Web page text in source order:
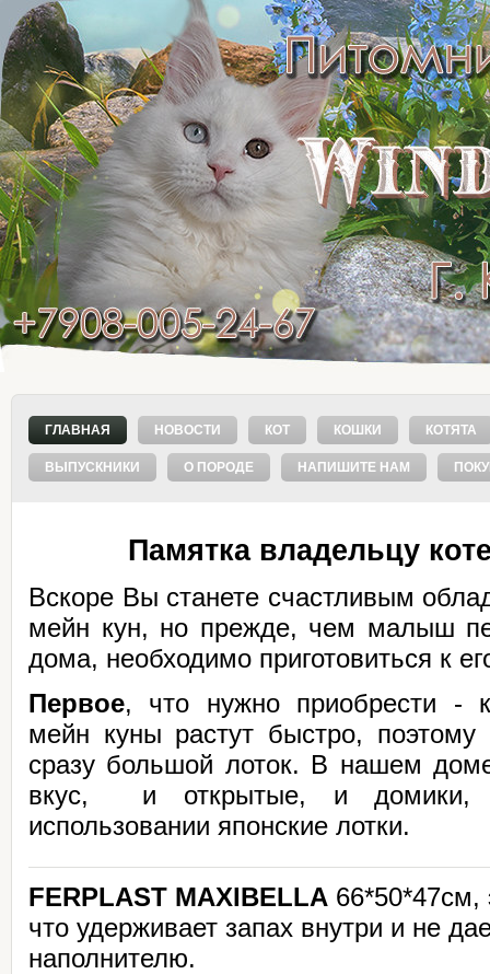
ГЛАВНАЯ НОВОСТИ КОТ КОШКИ КОТЯТА
ВЫПУСКНИКИ О ПОРОДЕ НАПИШИТЕ НАМ
Памятка владельцу
Вскоре Вы станете счастливым
мейн кун, но прежде, чем малыш
дома, необходимо приготовиться к
Первое, что нужно приобрести -
мейн куны растут быстро, поэтому
сразу большой лоток. В нашем
вкус, и открытые, и домики,
использовании японские лотки.
FERPLAST MAXIBELLA 66*50*47см,
что удерживает запах внутри и не
наполнителю.